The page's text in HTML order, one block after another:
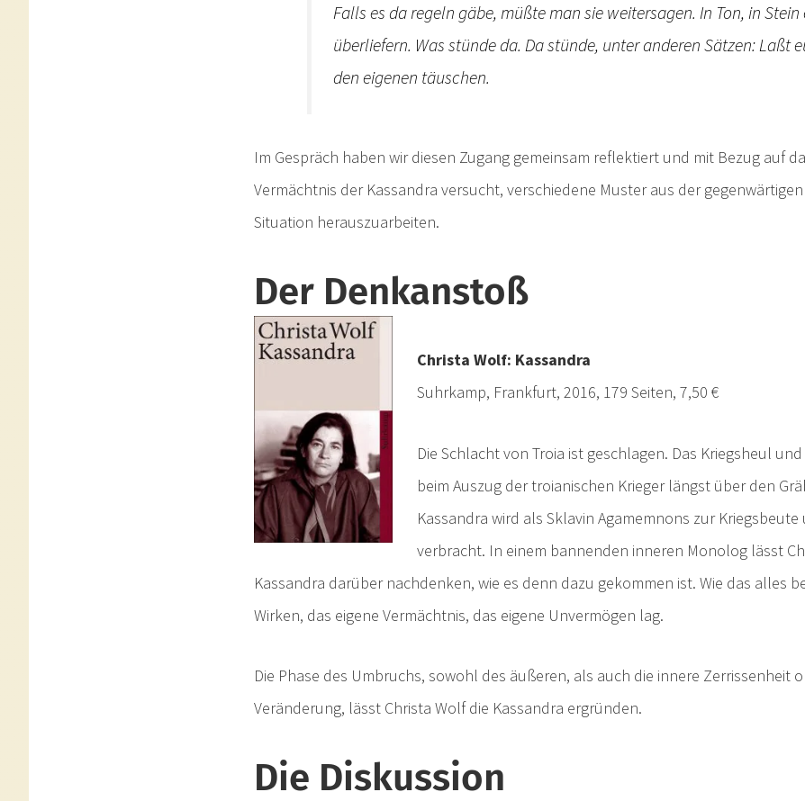
Falls es da regeln gäbe, müßte man sie weitersagen. In Ton, in Stein
überliefern. Was stünde da. Da stünde, unter anderen Sätzen: Laßt
den eigenen täuschen.
Im Gespräch haben wir diesen Zugang gemeinsam reflektiert und mit Bezug auf
Vermächtnis der Kassandra versucht, verschiedene Muster aus der
Situation herauszuarbeiten.
Der Denkanstoß
Christa Wolf: Kassandra
Suhrkamp, Frankfurt, 2016, 179 Seiten, 7,50 €
Die Schlacht von Troia ist geschlagen. Das Kriegsheul
beim Auszug der troianischen Krieger längst über den
Kassandra wird als Sklavin Agamemnons zur
verbracht. In einem bannenden inneren Monolog lässt
Kassandra darüber nachdenken, wie es denn dazu gekommen ist. Wie das alles
Wirken, das eigene Vermächtnis, das eigene Unvermögen lag.
Die Phase des Umbruchs, sowohl des äußeren, als auch die innere Zerrissenheit
Veränderung, lässt Christa Wolf die Kassandra ergründen.
Die Diskussion